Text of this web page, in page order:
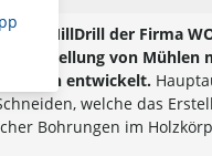
MillDrill der Firma
Herstellung von Mühlen
entwickelt.
welche das
Bohrungen im